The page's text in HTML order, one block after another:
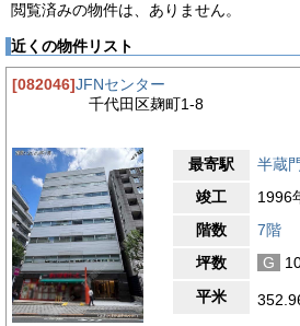
エリアへの移動もスムーズで、営業拠
ーズな業務展開が期待できます。外観
感のあるデザインが印象的で、建物全
ています。来訪者に対しても、信頼感
イメージの向上にも寄与します。1989
耐震基準を満たした構造となっており
室面積は約32坪と、スタートアップや
店利用などに適したサイズ感です。ビ
ーターが1基設置されており、日々の移
に、駐車場、機械警備、光ファイバー
せない基本設備が整っており、安心し
されています。24時間使用可能なビル
務、時間に縛られない働き方にも柔軟
ンフロア・ワンテナント仕様で、他の
となく、プライバシー性の高いオフィ
閲覧済みの物件は、ありません。
近くの物件リスト
[082046]JFNセンター
千代田区麹町1-8
最寄駅 半蔵
竣工
1996
階数
7階
坪数
G
平米